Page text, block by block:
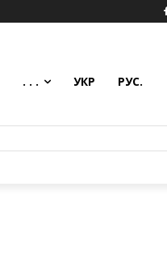
. . . УКР РУС.